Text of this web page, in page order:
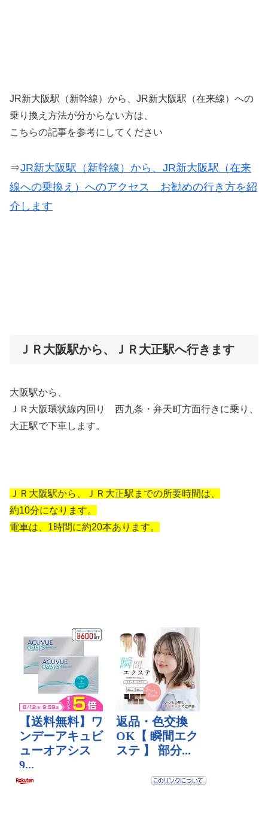
JR新大阪駅（新幹線）から、JR新大阪駅（在来線）への
乗り換え方法が分からない方は、
こちらの記事を参考にしてください
⇒JR新大阪駅（新幹線）から、JR新大阪駅（在来
線への乗換え）へのアクセス お勧めの行き方を紹
介します
ＪＲ大阪駅から、ＪＲ大正駅へ行きます
大阪駅から、
ＪＲ大阪環状線内回り 西九条・弁天町方面行きに乗り、
大正駅で下車します。
ＪＲ大阪駅から、ＪＲ大正駅までの所要時間は、
約10分になります。
電車は、1時間に約20本あります。